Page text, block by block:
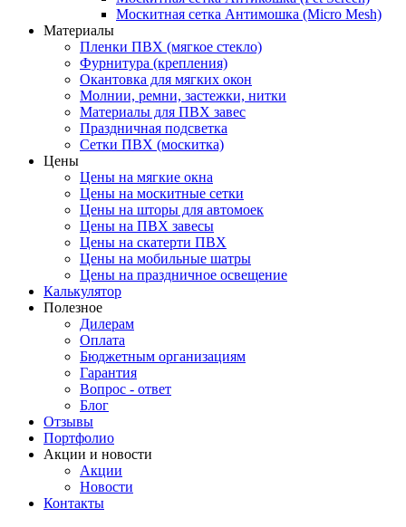
Москитная сетка Антимошка (Micro Mesh)
Материалы
Пленки ПВХ (мягкое стекло)
Фурнитура (крепления)
Окантовка для мягких окон
Молнии, ремни, застежки, нитки
Материалы для ПВХ завес
Праздничная подсветка
Сетки ПВХ (москитка)
Цены
Цены на мягкие окна
Цены на москитные сетки
Цены на шторы для автомоек
Цены на ПВХ завесы
Цены на скатерти ПВХ
Цены на мобильные шатры
Цены на праздничное освещение
Калькулятор
Полезное
Дилерам
Оплата
Бюджетным организациям
Гарантия
Вопрос - ответ
Блог
Отзывы
Портфолио
Акции и новости
Акции
Новости
Контакты